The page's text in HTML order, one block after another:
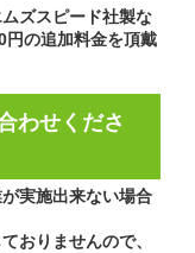
ズスピード社製な
円の追加料金を頂戴
わせくださ
実施出来ない場合
おりませんので、